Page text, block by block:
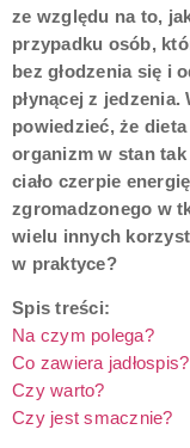
ze względu na to,
przypadku osób,
bez głodzenia się i
płynącej z
powiedzieć, że
organizm w stan
ciało czerpie
zgromadzonego w
wielu innych
w praktyce?
Spis treści:
Na czym polega?
Co zawiera jadłospis?
Czy warto?
Czy jest smacznie?